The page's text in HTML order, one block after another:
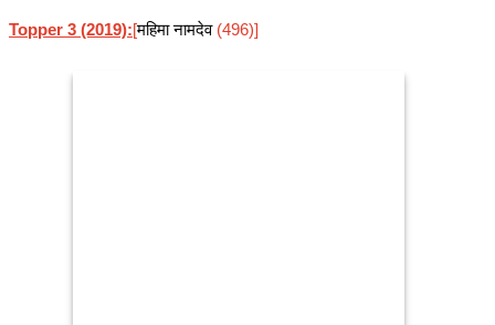
Topper 3 (2019):[महिमा नामदेव(496)]